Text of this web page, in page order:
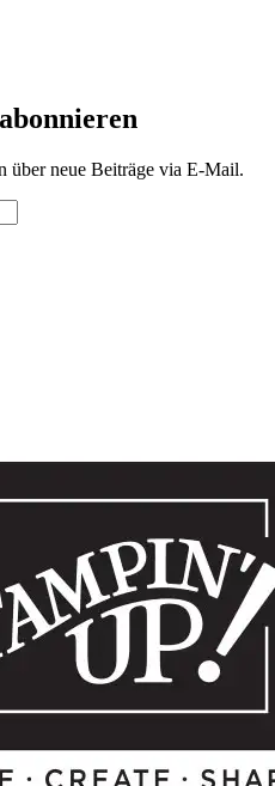
über neue Beiträge via E-Mail.